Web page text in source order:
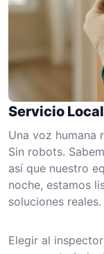
Servicio
Una voz humana
Sin robots.
así que nuestro
noche, estamos
soluciones reales.
Elegir al